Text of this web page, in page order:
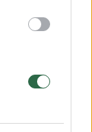
dėl